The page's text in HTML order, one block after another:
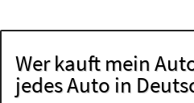
Wer kauft mein
jedes Auto in